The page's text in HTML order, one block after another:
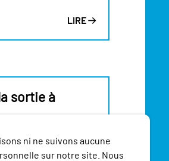
LIRE
sortie à
ni ne suivons aucune
sur notre site. Nous